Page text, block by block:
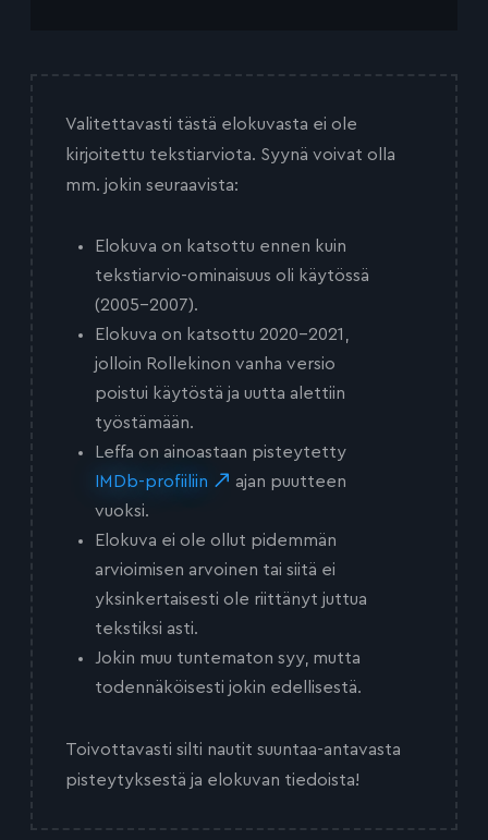
Valitettavasti tästä elokuvasta ei ole
kirjoitettu tekstiarviota. Syynä voivat olla
mm. jokin seuraavista:
Elokuva on katsottu ennen kuin
tekstiarvio-ominaisuus oli käytössä
(2005-2007).
Elokuva on katsottu 2020-2021,
jolloin Rollekinon vanha versio
poistui käytöstä ja uutta alettiin
työstämään.
Leffa on ainoastaan pisteytetty
IMDb-profiiliin
ajan puutteen
vuoksi.
Elokuva ei ole ollut pidemmän
arvioimisen arvoinen tai siitä ei
yksinkertaisesti ole riittänyt juttua
tekstiksi asti.
Jokin muu tuntematon syy, mutta
todennäköisesti jokin edellisestä.
Toivottavasti silti nautit suuntaa-antavasta
pisteytyksestä ja elokuvan tiedoista!